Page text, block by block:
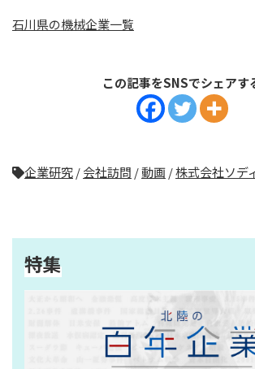
石川県の機械企業一覧
この記事をSNSでシェアす
企業研究/会社訪問 /動画/株式会社ソデ
特集